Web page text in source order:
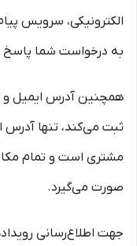
الکترونیکی، سرویس
به درخواست شما
همچنین آدرس ایمیل و
ثبت می‌کند، تنها آدرس
مشتری است و تمام
صورت می‌گیرد.
جهت اطلاع‌رسانی